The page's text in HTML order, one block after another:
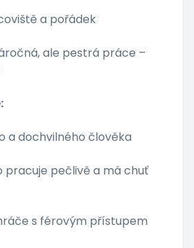
a pořádek
ale pestrá práce –
a dochvilného člověka
pracuje pečlivě a má chuť
s férovým přístupem